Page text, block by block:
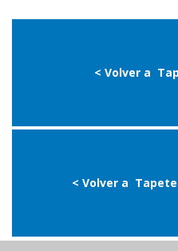
< Volver a
< Volver a